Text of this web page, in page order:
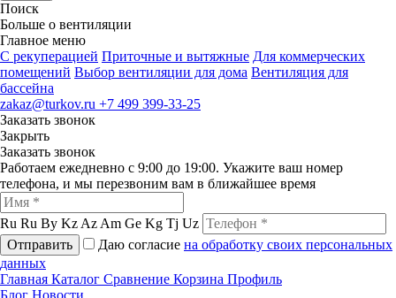
Поиск
Больше о вентиляции
Главное меню
C рекуперацией Приточные и вытяжные Для коммерческих
помещений Выбор вентиляции для дома Вентиляция для
бассейна
zakaz@turkov.ru +7 499 399-33-25
Заказать звонок
Закрыть
Заказать звонок
Работаем ежедневно с 9:00 до 19:00. Укажите ваш номер
телефона, и мы перезвоним вам в ближайшее время
Ru Ru By Kz Az Am Ge Kg Tj Uz
Отправить
Даю согласие на обработку своих персональных
данных
Главная Каталог Сравнение Корзина Профиль
Блог Новости